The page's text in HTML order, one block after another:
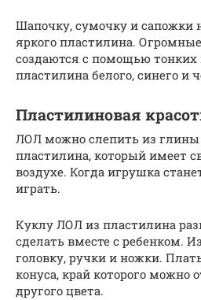
Шапочку, сумочку и сапожки
яркого пластилина.
создаются с помощью тонких
пластилина белого, синего и
Пластилиновая
ЛОЛ можно слепить из глины
пластилина, который имеет
воздухе. Когда игрушка
играть.
Куклу ЛОЛ из пластилина
сделать вместе с ребенком.
головку, ручки и ножки.
конуса, край которого можно
другого цвета.